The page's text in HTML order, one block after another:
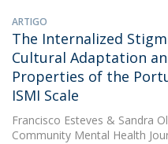
ARTIGO
The Internalized
Cultural Adaptation
Properties of the
ISMI Scale
Francisco Esteves & Sandra
Community Mental Health